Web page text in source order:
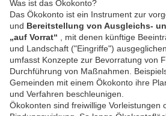
Was ist das Ökokonto?
Das Ökokonto ist ein Instrument zur
und Bereitstellung von Ausgleichs-
„auf Vorrat“ , mit denen künftige
und Landschaft ("Eingriffe")
umfasst Konzepte zur Bevorratung von
Durchführung von Maßnahmen.
Gemeinden mit einem Ökokonto ihre
und Verfahren beschleunigen.
Ökokonten sind freiwillige Vorleistungen